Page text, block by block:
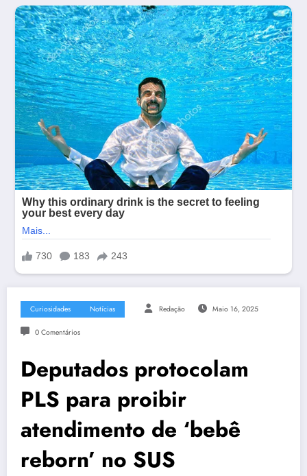
Curiosidades Notícias Redação Maio 16, 2025
0 Comentários
Deputados protocolam
PLS para proibir
atendimento de ‘bebê
reborn’ no SUS